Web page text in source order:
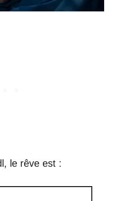
le rêve est :